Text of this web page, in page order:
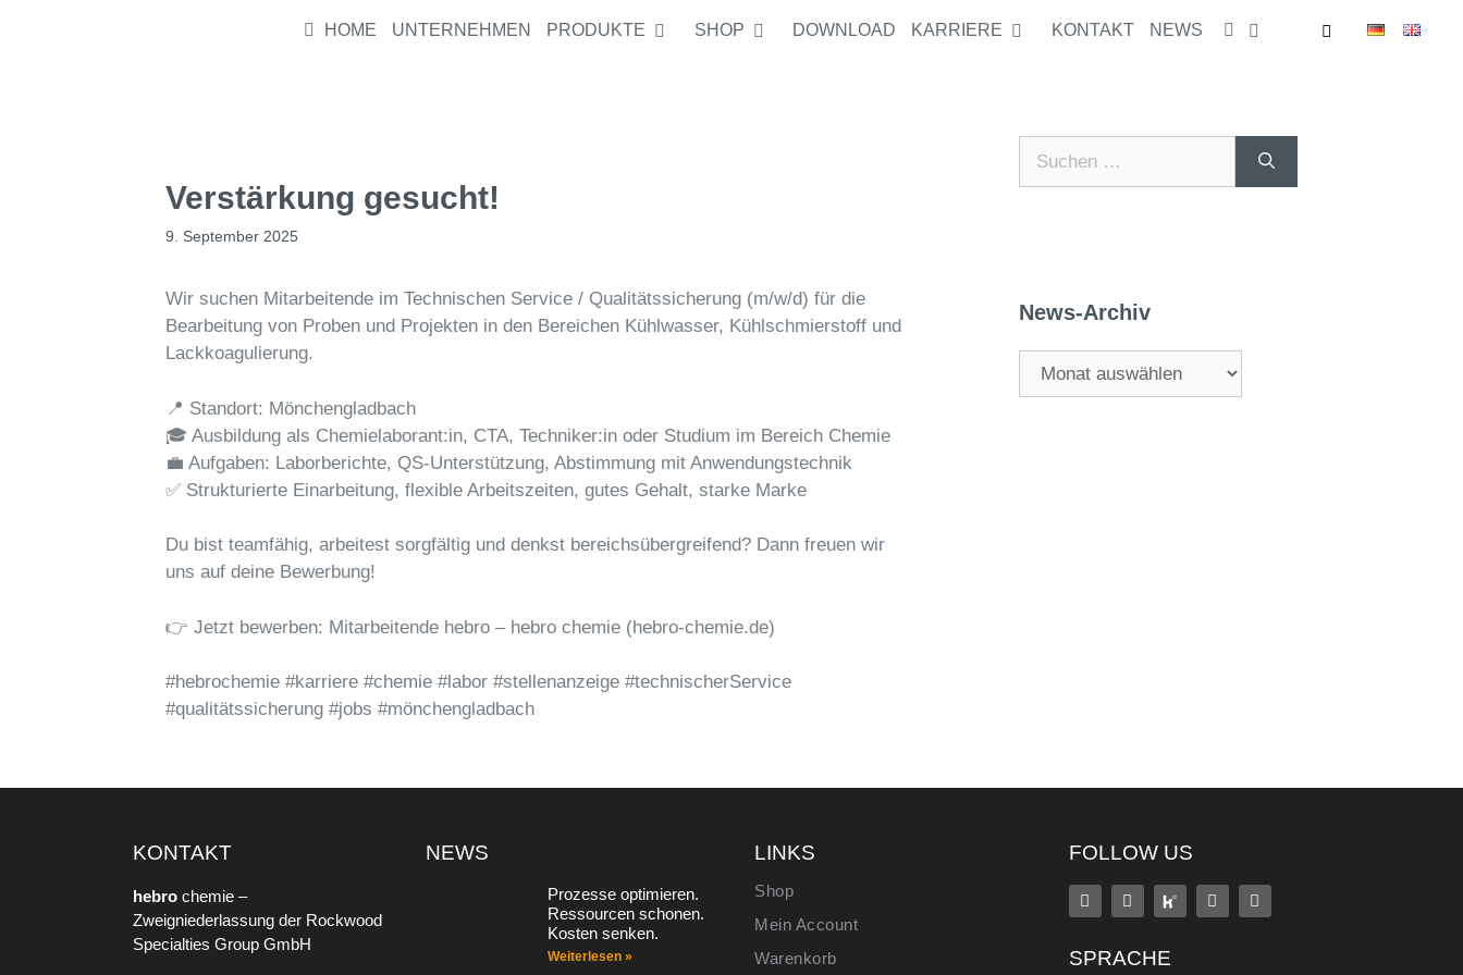
HOME UNTERNEHMEN PRODUKTE SHOP DOWNLOAD KARRIERE KONTAKT NEWS
Verstärkung gesucht!
9. September 2025
Wir suchen Mitarbeitende im Technischen Service / Qualitätssicherung (m/w/d) für die
Bearbeitung von Proben und Projekten in den Bereichen Kühlwasser, Kühlschmierstoff und
Lackkoagulierung.
📍 Standort: Mönchengladbach
🎓 Ausbildung als Chemielaborant:in, CTA, Techniker:in oder Studium im Bereich Chemie
💼 Aufgaben: Laborberichte, QS-Unterstützung, Abstimmung mit Anwendungstechnik
✅ Strukturierte Einarbeitung, flexible Arbeitszeiten, gutes Gehalt, starke Marke
Du bist teamfähig, arbeitest sorgfältig und denkst bereichsübergreifend? Dann freuen wir
uns auf deine Bewerbung!
👉 Jetzt bewerben: Mitarbeitende hebro – hebro chemie (hebro-chemie.de)
#hebrochemie #karriere #chemie #labor #stellenanzeige #technischerService
#qualitätssicherung #jobs #mönchengladbach
News-Archiv
KONTAKT
hebro chemie –
Zweigniederlassung der Rockwood
Specialties Group GmbH
NEWS
Prozesse optimieren.
Ressourcen schonen.
Kosten senken.
Weiterlesen »
LINKS
Shop
Mein Account
Warenkorb
FOLLOW US
SPRACHE